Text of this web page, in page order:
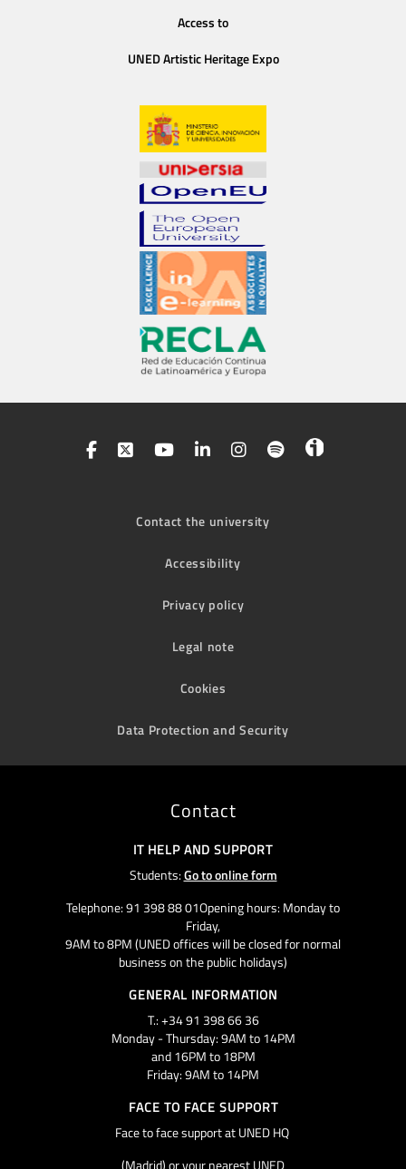
Access to
UNED Artistic Heritage Expo
Contact the university
Accessibility
Privacy policy
Legal note
Cookies
Data Protection and Security
Contact
IT HELP AND SUPPORT
Students:Go to online form
Telephone: 91 398 88 01Opening hours: Monday to
Friday,
9AM to 8PM (UNED offices will be closed for normal
business on the public holidays)
GENERAL INFORMATION
T.: +34 91 398 66 36
Monday - Thursday: 9AM to 14PM
and 16PM to 18PM
Friday: 9AM to 14PM
FACE TO FACE SUPPORT
Face to face support at UNED HQ
(Madrid) or your nearest UNED